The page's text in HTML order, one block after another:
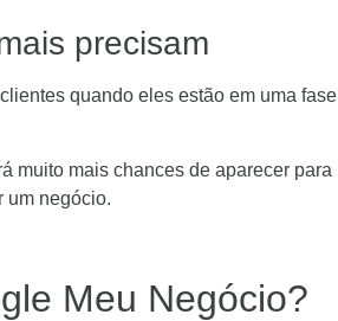
precisam
quando eles estão em uma fase
muito mais chances de aparecer para
um negócio.
Meu Negócio?